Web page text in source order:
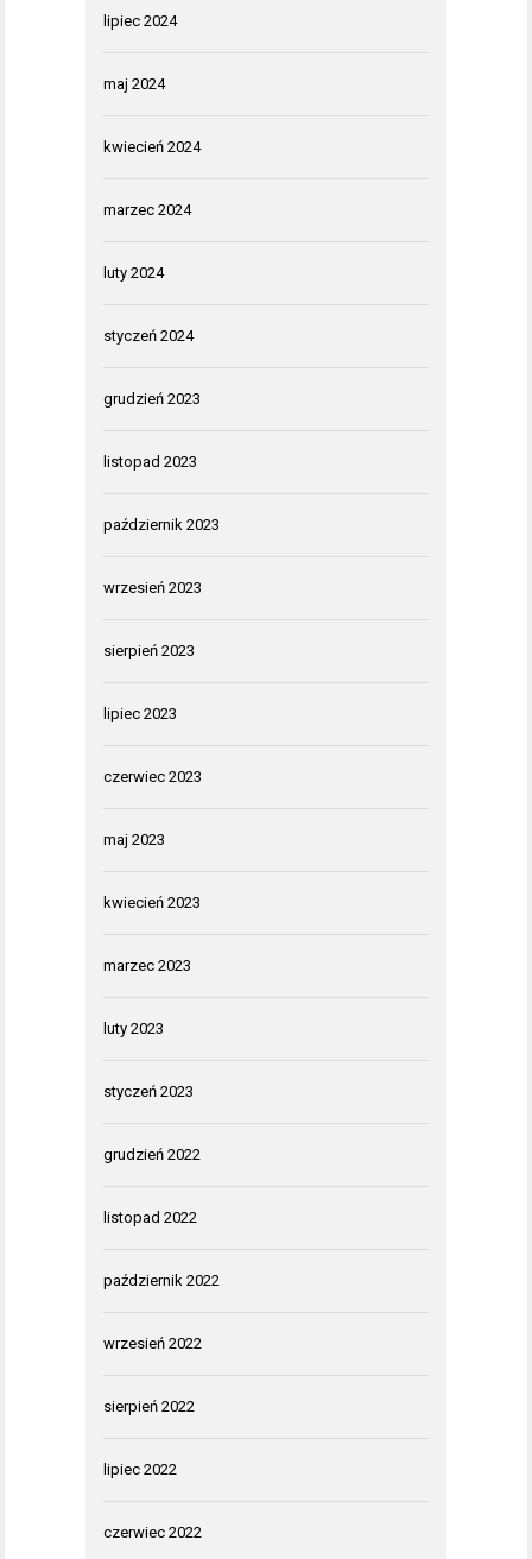
lipiec 2024
maj 2024
kwiecień 2024
marzec 2024
luty 2024
styczeń 2024
grudzień 2023
listopad 2023
październik 2023
wrzesień 2023
sierpień 2023
lipiec 2023
czerwiec 2023
maj 2023
kwiecień 2023
marzec 2023
luty 2023
styczeń 2023
grudzień 2022
listopad 2022
październik 2022
wrzesień 2022
sierpień 2022
lipiec 2022
czerwiec 2022